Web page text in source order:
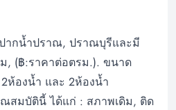
ากน้ำปราณ, ปราณบุรีและมี
, (฿:ราคาต่อตรม.). ขนาด
ห้องน้ำ และ 2ห้องน้ำ
มบัตินี้ ได้แก่ : สภาพเดิม, ติด